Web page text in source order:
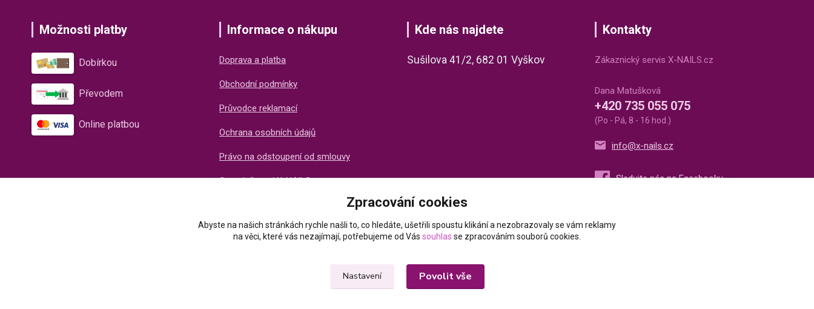
Možnosti platby
Dobírkou
Převodem
Online platbou
Informace o nákupu
Doprava a platba
Obchodní podmínky
Průvodce reklamací
Ochrana osobních údajů
Právo na odstoupení od smlouvy
O společnosti X-NAILS
Kde nás najdete
Sušilova 41/2, 682 01 Vyškov
Kontakty
Zákaznický servis X-NAILS.cz
Dana Matušková
+420 735 055 075
(Po - Pá, 8 - 16 hod.)
info@x-nails.cz
Zpracování cookies
Abyste na našich stránkách rychle našli to, co hledáte, ušetřili spoustu klikání a nezobrazovaly se vám reklamy
na věci, které vás nezajímají, potřebujeme od Vás souhlas se zpracováním souborů cookies.
Nastavení Povolit vše